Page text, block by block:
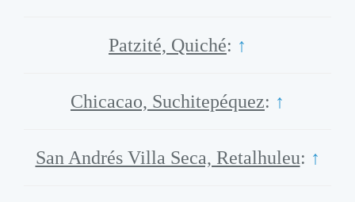
Patzité, Quiché: ↑
Chicacao, Suchitepéquez: ↑
San Andrés Villa Seca, Retalhuleu: ↑